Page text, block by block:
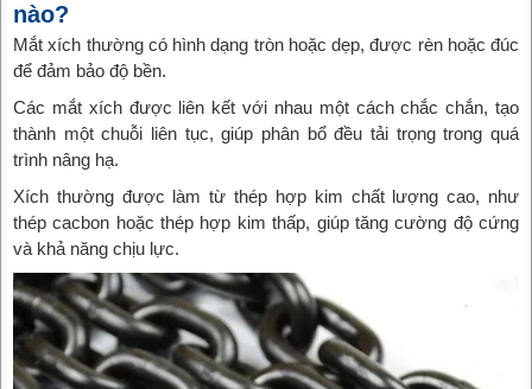
nào?
Mắt xích thường có hình dạng tròn hoặc dẹp, được rèn hoặc đúc
để đảm bảo độ bền.
Các mắt xích được liên kết với nhau một cách chắc chắn, tạo
thành một chuỗi liên tục, giúp phân bổ đều tải trọng trong quá
trình nâng hạ.
Xích thường được làm từ thép hợp kim chất lượng cao, như
thép cacbon hoặc thép hợp kim thấp, giúp tăng cường độ cứng
và khả năng chịu lực.